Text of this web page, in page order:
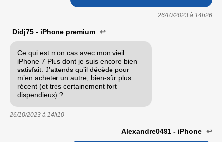
26/10/2023 à 14h26
Didj75 - iPhone premium ↩
Ce qui est mon cas avec mon vieil
iPhone 7 Plus dont je suis encore bien
satisfait. J’attends qu’il décède pour
m’en acheter un autre, bien-sûr plus
récent (et très certainement fort
dispendieux) ?
26/10/2023 à 14h10
Alexandre0491 - iPhone ↩